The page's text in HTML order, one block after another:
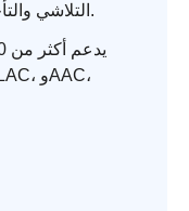
التلاشي والتأخير، وإزالة الضوضاء من الصوت.